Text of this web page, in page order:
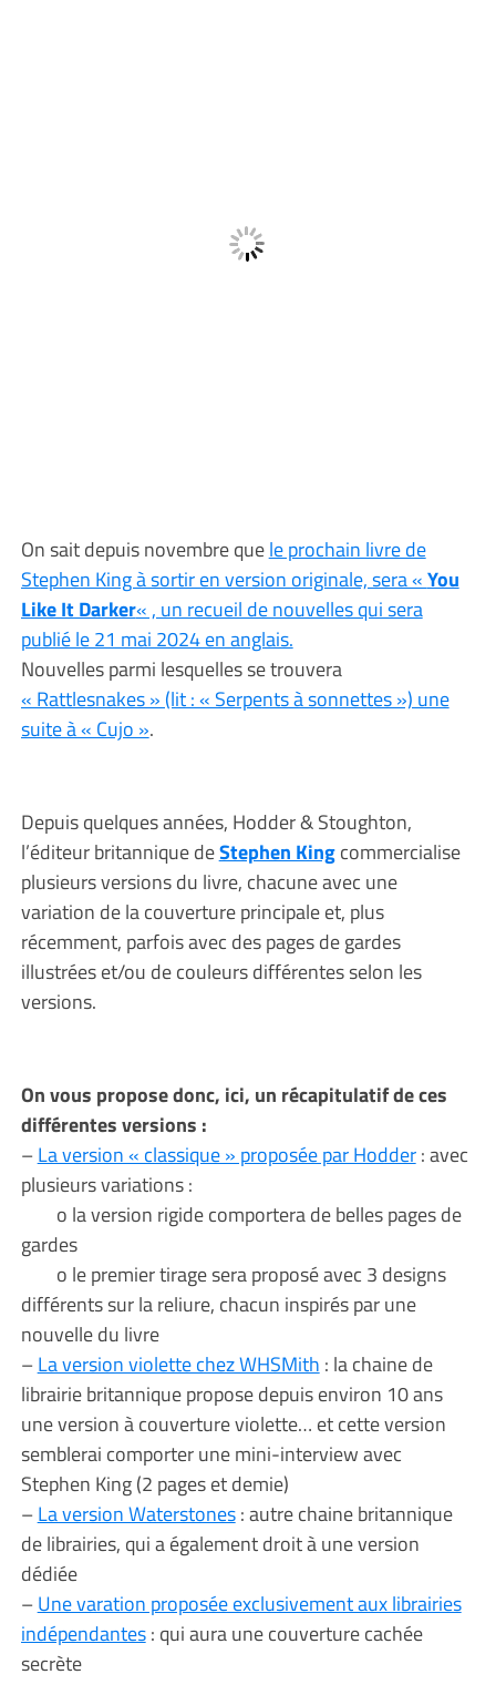
On sait depuis novembre quele prochain livre de
Stephen King à sortir en version originale, sera «You
Like It Darker« , un recueil de nouvelles qui sera
publié le 21 mai 2024 en anglais.
Nouvelles parmi lesquelles se trouvera
« Rattlesnakes » (lit : « Serpents à sonnettes ») une
suite à « Cujo ».
Depuis quelques années, Hodder & Stoughton,
l’éditeur britannique deStephen Kingcommercialise
plusieurs versions du livre, chacune avec une
variation de la couverture principale et, plus
récemment, parfois avec des pages de gardes
illustrées et/ou de couleurs différentes selon les
versions.
On vous propose donc, ici, un récapitulatif de ces
différentes versions :
–La version « classique » proposée par Hodder: avec
plusieurs variations :
o la version rigide comportera de belles pages de
gardes
o le premier tirage sera proposé avec 3 designs
différents sur la reliure, chacun inspirés par une
nouvelle du livre
–La version violette chez WHSMith : la chaine de
librairie britannique propose depuis environ 10 ans
une version à couverture violette… et cette version
semblerai comporter une mini-interview avec
Stephen King (2 pages et demie)
–La version Waterstones: autre chaine britannique
de librairies, qui a également droit à une version
dédiée
–Une varation proposée exclusivement aux librairies
indépendantes: qui aura une couverture cachée
secrète